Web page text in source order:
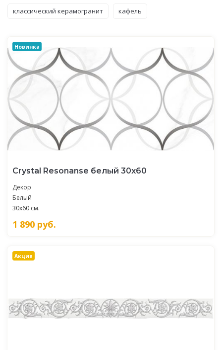
классический керамогранит кафель
Новинка
Crystal Resonanse белый 30х60
Декор
Белый
30x60 см.
1 890 руб.
Акция